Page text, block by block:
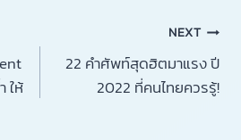
ให้
NEXT
22 คำศัพท์สุดฮิตมาแรง ปี
2022 ที่คนไทยควรรู้!